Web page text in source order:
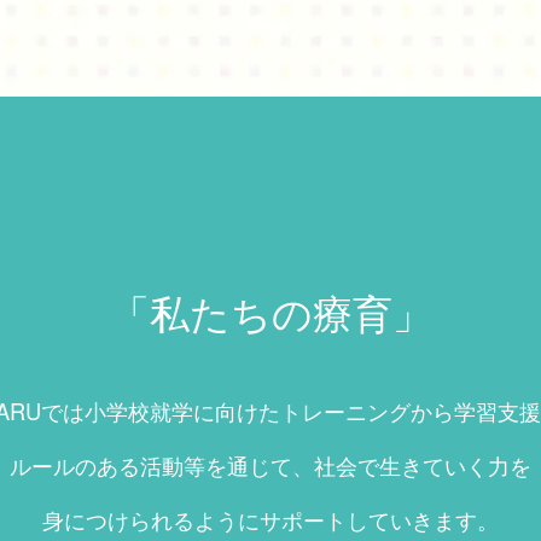
「私たちの療育」
では小学校就学に向けたトレーニングから学習支
ルールのある活動等を通じて、社会で生きていく力を
身につけられるようにサポートしていきます。